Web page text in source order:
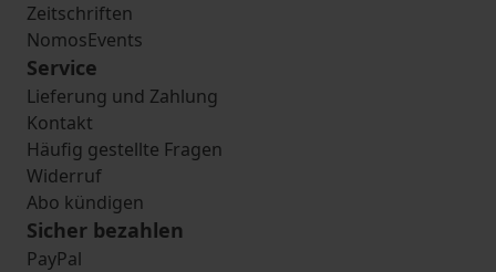
Zeitschriften
NomosEvents
Service
Lieferung und Zahlung
Kontakt
Häufig gestellte Fragen
Widerruf
Abo kündigen
Sicher bezahlen
PayPal